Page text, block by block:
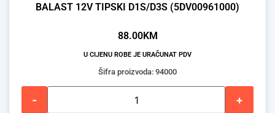
BALAST 12V TIPSKI D1S/D3S (5DV00961000)
88.00KM
U CIJENU ROBE JE URAČUNAT PDV
Šifra proizvoda: 94000
- +